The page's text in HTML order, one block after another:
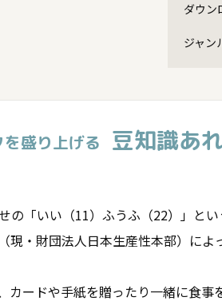
ダウン
ジャン
を盛り上げる 豆知識あ
の「いい（11）ふうふ（22）」とい
現・財団法人日本生産性本部）によ
カードや手紙を贈ったり一緒に食事